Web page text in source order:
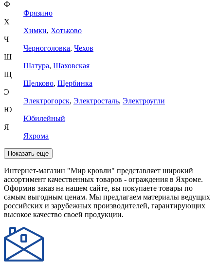
Ф
Фрязино
Х
Химки, Хотьково
Ч
Черноголовка, Чехов
Ш
Шатура, Шаховская
Щ
Щелково, Щербинка
Э
Электрогорск, Электросталь, Электроугли
Ю
Юбилейный
Я
Яхрома
Показать еще
Интернет-магазин "Мир кровли" представляет широкий
ассортимент качественных товаров - ограждения в Яхроме.
Оформив заказ на нашем сайте, вы покупаете товары по
самым выгодным ценам. Мы предлагаем материалы ведущих
российских и зарубежных производителей, гарантирующих
высокое качество своей продукции.